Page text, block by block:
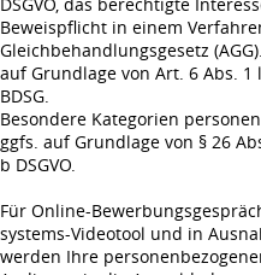
Beweispflicht in einem
Gleichbehandlungsgesetz
auf Grundlage von Art. 6 Abs. 1
BDSG.
Besondere Kategorien
ggfs. auf Grundlage von § 26
b DSGVO.
Für Online-
systems-Videotool und in
werden Ihre